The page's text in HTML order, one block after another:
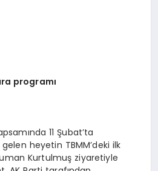
programı
11 Şubat’ta
heyetin TBMM’deki ilk
Kurtulmuş ziyaretiyle